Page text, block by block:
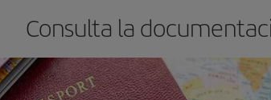
Consulta la